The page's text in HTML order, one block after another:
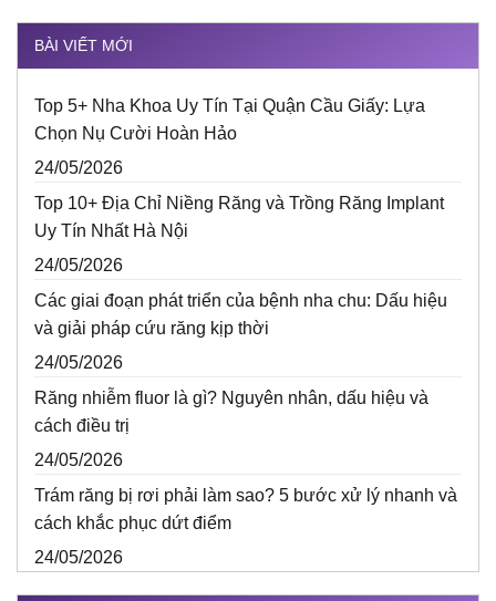
BÀI VIẾT MỚI
Top 5+ Nha Khoa Uy Tín Tại Quận Cầu Giấy: Lựa
Chọn Nụ Cười Hoàn Hảo
24/05/2026
Top 10+ Địa Chỉ Niềng Răng và Trồng Răng Implant
Uy Tín Nhất Hà Nội
24/05/2026
Các giai đoạn phát triển của bệnh nha chu: Dấu hiệu
và giải pháp cứu răng kịp thời
24/05/2026
Răng nhiễm fluor là gì? Nguyên nhân, dấu hiệu và
cách điều trị
24/05/2026
Trám răng bị rơi phải làm sao? 5 bước xử lý nhanh và
cách khắc phục dứt điểm
24/05/2026